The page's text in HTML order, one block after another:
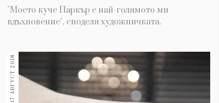
"Моето куче Паркър е най-голямото ми
вдъхновение", споделя художничката.
17 АВГУСТ 2018